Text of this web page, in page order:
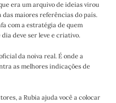
era um arquivo de ideias virou
das maiores referências do país.
com a estratégia de quem
deve ser leve e criativo.
da noiva real. É onde a
as melhores indicações de
a Rubia ajuda você a colocar